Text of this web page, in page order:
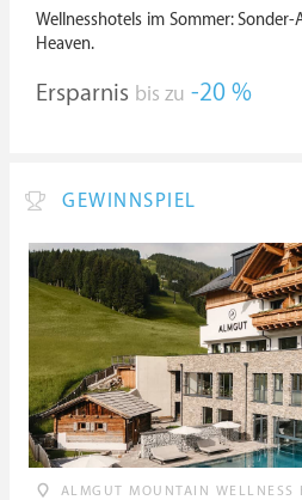
Wellnesshotels im Sommer: Sonder-
Heaven.
Ersparnis bis zu -20 %
GEWINNSPIEL
ALMGUT MOUNTAIN WELLNESS